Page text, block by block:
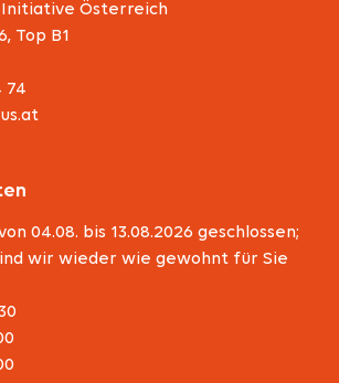
Initiative Österreich
Top B1
74
04.08. bis 13.08.2026 geschlossen;
wir wieder wie gewohnt für Sie